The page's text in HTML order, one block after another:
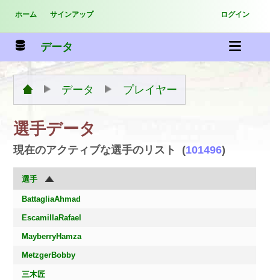
ホーム サインアップ ログイン
データ
データ プレイヤー
選手データ
現在のアクティブな選手のリスト (101496)
選手
BattagliaAhmad
EscamillaRafael
MayberryHamza
MetzgerBobby
三木匠